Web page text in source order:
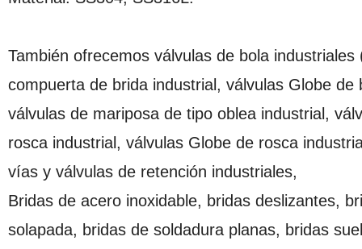
También ofrecemos válvulas de bola
compuerta de brida industrial, válvulas Globe
válvulas de mariposa de tipo oblea industrial,
rosca industrial, válvulas Globe de rosca
vías y válvulas de retención industriales,
Bridas de acero inoxidable, bridas deslizantes,
solapada, bridas de soldadura planas, bridas